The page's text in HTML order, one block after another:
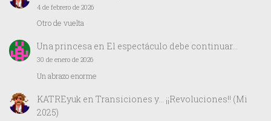
4 de febrero de 2026
Otro de vuelta
Una princesaen El espectáculo debe continuar…
30 de enero de 2026
Un abrazo enorme
KATREyuken Transiciones y… ¡¡Revoluciones!! (Mi
2025)